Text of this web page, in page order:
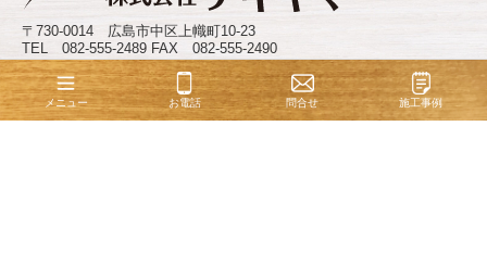
〒730-0014 広島市中区上幟町10-23
TEL 082-555-2489 FAX 082-555-2490
© 株式会社アキヤマ . All Rights Reserved.
メニュー お電話 問合せ 施工事例